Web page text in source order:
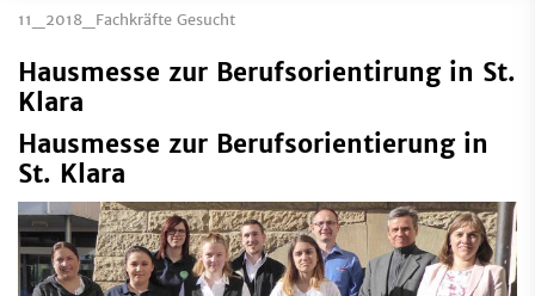
11_2018_Fachkräfte Gesucht
Hausmesse zur Berufsorientirung in St.
Klara
Hausmesse zur Berufsorientierung in
St. Klara